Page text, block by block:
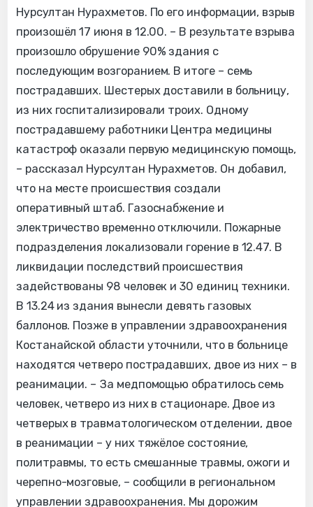
Нурсултан Нурахметов. По его информации, взрыв
произошёл 17 июня в 12.00. – В результате взрыва
произошло обрушение 90% здания с
последующим возгоранием. В итоге – семь
пострадавших. Шестерых доставили в больницу,
из них госпитализировали троих. Одному
пострадавшему работники Центра медицины
катастроф оказали первую медицинскую помощь,
– рассказал Нурсултан Нурахметов. Он добавил,
что на месте происшествия создали
оперативный штаб. Газоснабжение и
электричество временно отключили. Пожарные
подразделения локализовали горение в 12.47. В
ликвидации последствий происшествия
задействованы 98 человек и 30 единиц техники.
В 13.24 из здания вынесли девять газовых
баллонов. Позже в управлении здравоохранения
Костанайской области уточнили, что в больнице
находятся четверо пострадавших, двое из них – в
реанимации. – За медпомощью обратилось семь
человек, четверо из них в стационаре. Двое из
четверых в травматологическом отделении, двое
в реанимации – у них тяжёлое состояние,
политравмы, то есть смешанные травмы, ожоги и
черепно-мозговые, – сообщили в региональном
управлении здравоохранения. Мы дорожим